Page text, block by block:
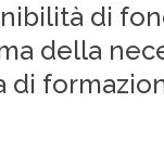
di
della
di